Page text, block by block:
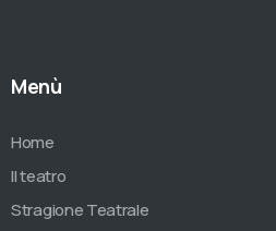
Menù
Home
Il teatro
Stragione Teatrale